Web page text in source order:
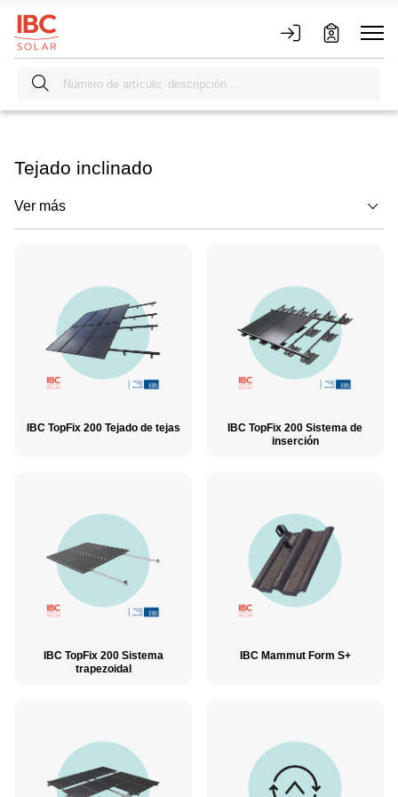
Tejado inclinado
Ver más
IBC TopFix 200 Tejado de tejas
IBC TopFix 200 Sistema de
inserción
IBC TopFix 200 Sistema
trapezoidal
IBC Mammut Form S+